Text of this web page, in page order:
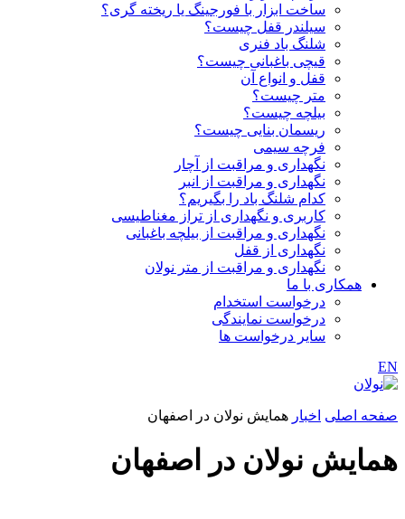
ساخت ابزار با فورجینگ یا ریخته گری؟
سیلندر قفل چیست؟
شلنگ باد فنری
قیچی باغبانی چیست؟
قفل و انواع آن
متر چیست؟
بیلچه چیست؟
ریسمان بنایی چیست؟
فرچه سیمی
نگهداری و مراقبت از آچار
نگهداری و مراقبت از انبر
کدام شلنگ باد را بگیریم؟
کاربری و نگهداری از تراز مغناطیسی
نگهداری و مراقبت از بیلچه باغبانی
نگهداری از قفل
نگهداری و مراقبت از متر نولان
همکاری با ما
درخواست استخدام
درخواست نمایندگی
سایر درخواست ها
EN
صفحه اصلی اخبار همایش نولان در اصفهان
همایش نولان در اصفهان